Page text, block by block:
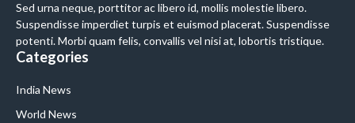
Sed urna neque, porttitor ac libero id, mollis molestie libero.
Suspendisse imperdiet turpis et euismod placerat. Suspendisse
potenti. Morbi quam felis, convallis vel nisi at, lobortis tristique.
Categories
India News
World News